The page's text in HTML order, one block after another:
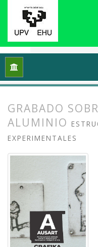
Inicio
GRABADO
ALUMINIO
EXPERIMENTALES